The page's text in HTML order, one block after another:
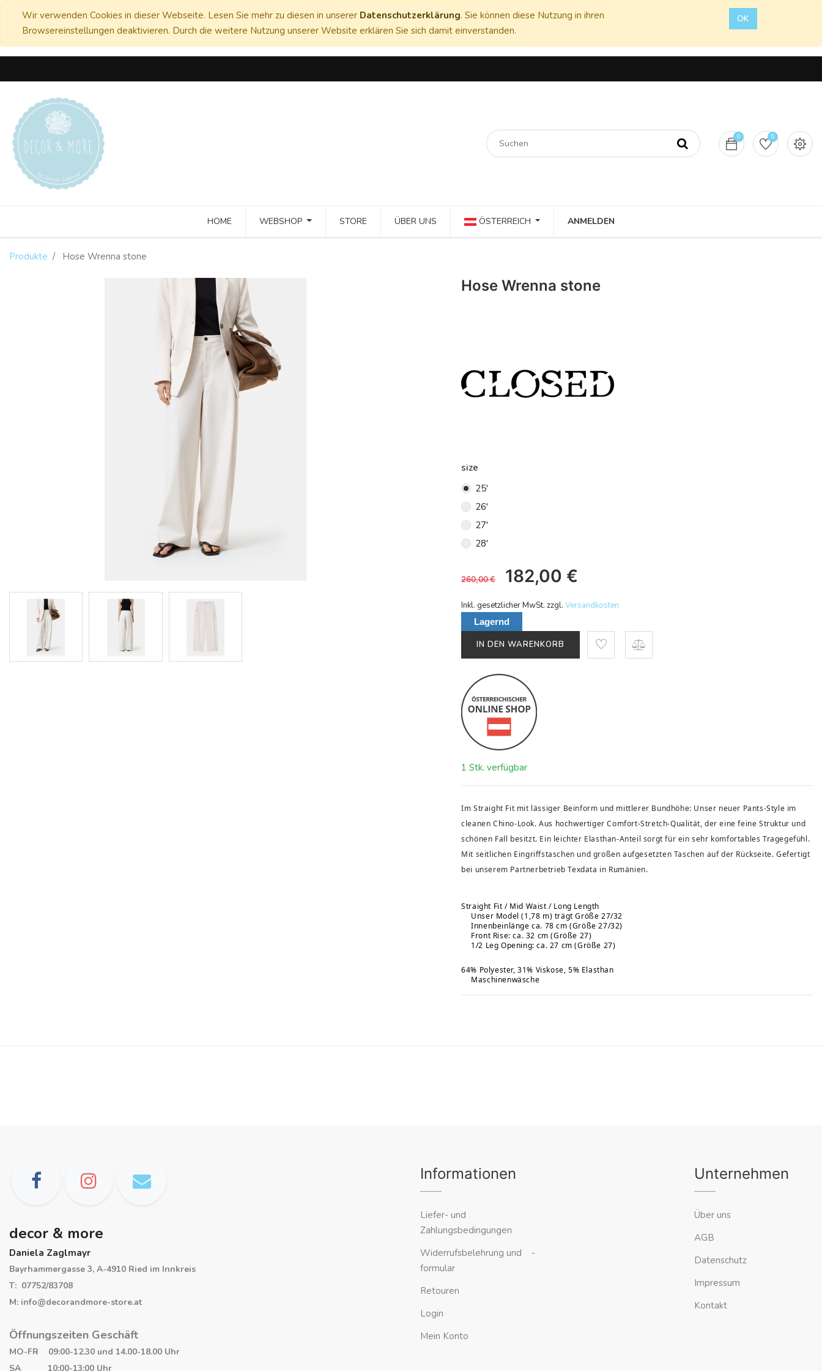
Wir verwenden Cookies in dieser Webseite. Lesen Sie mehr zu diesen in unserer Datenschutzerklärung. Sie können diese Nutzung in ihren
Browsereinstellungen deaktivieren. Durch die weitere Nutzung unserer Website erklären Sie sich damit einverstanden.
OK
0 0
HOME WEBSHOP STORE ÜBER UNS ÖSTERREICH ANMELDEN
Produkte Hose Wrenna stone
Hose Wrenna stone
size
25'
26'
27'
28'
260,00€ 182,00 €
Inkl. gesetzlicher MwSt. zzgl.Versandkosten
Lagernd
IN DEN WARENKORB
1 Stk. verfügbar
Im Straight Fit mit lässiger Beinform und mittlerer Bundhöhe: Unser neuer Pants-Style im
cleanen Chino-Look. Aus hochwertiger Comfort-Stretch-Qualität, der eine feine Struktur und
schönen Fall besitzt. Ein leichter Elasthan-Anteil sorgt für ein sehr komfortables Tragegefühl.
Mit seitlichen Eingriffstaschen und großen aufgesetzten Taschen auf der Rückseite. Gefertigt
bei unserem Partnerbetrieb Texdata in Rumänien.
Straight Fit / Mid Waist / Long Length
Unser Model (1,78 m) trägt Größe 27/32
Innenbeinlänge ca. 78 cm (Größe 27/32)
Front Rise: ca. 32 cm (Größe 27)
1/2 Leg Opening: ca. 27 cm (Größe 27)
64% Polyester, 31% Viskose, 5% Elasthan
Maschinenwäsche
decor & more
Daniela Zaglmayr
Bayrhammergasse 3, A-4910 Ried im Innkreis
T: 07752/83708
M: info@decorandmore-store.at
Öffnungszeiten Geschäft
MO-FR 09:00-12.30 und 14.00-18.00 Uhr
SA 10:00-13:00 Uhr
Informationen
Liefer- und
Zahlungsbedingungen
Widerrufsbelehrung und -
formular
Retouren
Login
Mein Konto
Unternehmen
Über uns
AGB
Datenschutz
Impressum
Kontakt